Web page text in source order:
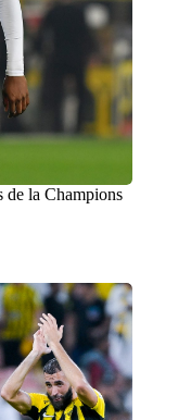
la Champions